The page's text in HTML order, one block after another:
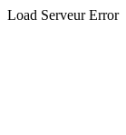
Load Serveur Error